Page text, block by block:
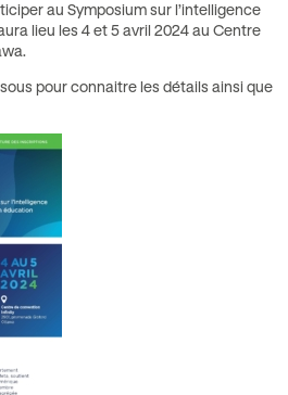
au Symposium sur l’intelligence
lieu les 4 et 5 avril 2024 au Centre
pour connaitre les détails ainsi que